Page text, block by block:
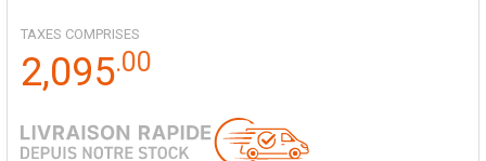
TAXES COMPRISES
2,095.00